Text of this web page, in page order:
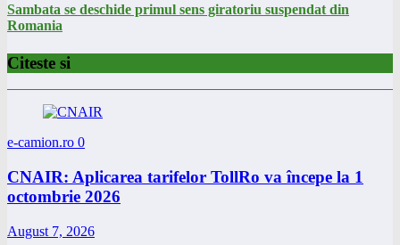
Sambata se deschide primul sens giratoriu suspendat din
Romania
Citeste si
e-camion.ro 0
CNAIR: Aplicarea tarifelor TollRo va începe la 1
octombrie 2026
August 7, 2026